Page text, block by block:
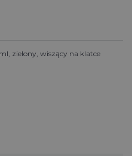
zielony, wiszący na klatce